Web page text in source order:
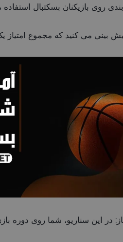
روی بازیکنان بسکتبال
بینی می کنید که مجموع امتیاز
در این سناریو، شما روی دوره